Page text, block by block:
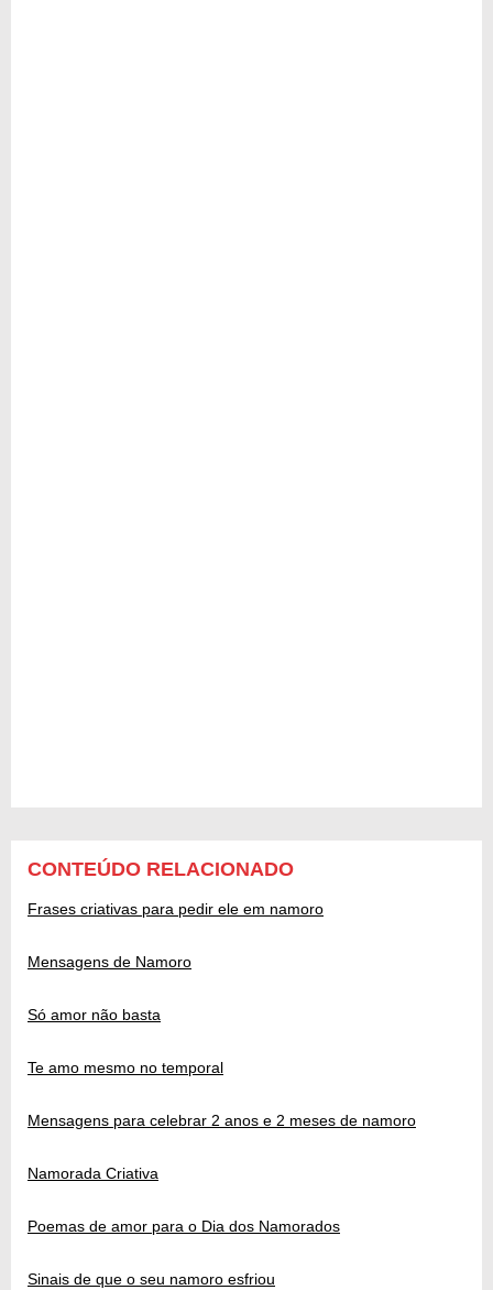
CONTEÚDO RELACIONADO
Frases criativas para pedir ele em namoro
Mensagens de Namoro
Só amor não basta
Te amo mesmo no temporal
Mensagens para celebrar 2 anos e 2 meses de namoro
Namorada Criativa
Poemas de amor para o Dia dos Namorados
Sinais de que o seu namoro esfriou